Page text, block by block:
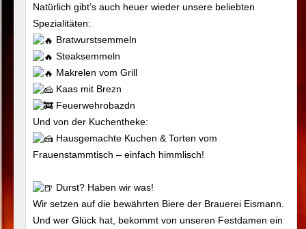
Natürlich gibt’s auch heuer wieder unsere beliebten
Spezialitäten:
Bratwurstsemmeln
Steaksemmeln
Makrelen vom Grill
Kaas mit Brezn
Feuerwehrobazdn
Und von der Kuchentheke:
Hausgemachte Kuchen & Torten vom
Frauenstammtisch – einfach himmlisch!
Durst? Haben wir was!
Wir setzen auf die bewährten Biere der Brauerei Eismann.
Und wer Glück hat, bekommt von unseren Festdamen ein